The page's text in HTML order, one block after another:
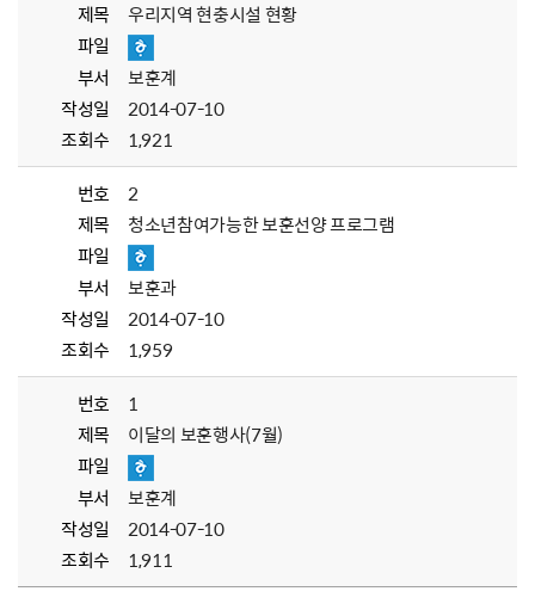
제목
우리지역 현충시설 현황
파일
부서
보훈계
작성일
2014-07-10
조회수
1,921
번호
2
제목
청소년참여가능한 보훈선양 프로그램
파일
부서
보훈과
작성일
2014-07-10
조회수
1,959
번호
1
제목
이달의 보훈행사(7월)
파일
부서
보훈계
작성일
2014-07-10
조회수
1,911